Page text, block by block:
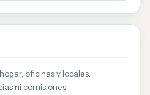
oficinas y locales.
ni comisiones.